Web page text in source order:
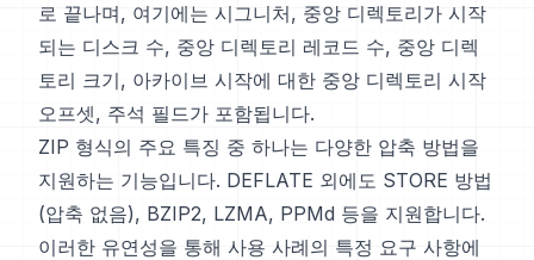
로 끝나며, 여기에는 시그니처, 중앙 디렉토리가 시작
되는 디스크 수, 중앙 디렉토리 레코드 수, 중앙 디렉
토리 크기, 아카이브 시작에 대한 중앙 디렉토리 시작
오프셋, 주석 필드가 포함됩니다.
ZIP 형식의 주요 특징 중 하나는 다양한 압축 방법을
지원하는 기능입니다. DEFLATE 외에도 STORE 방법
(압축 없음), BZIP2, LZMA, PPMd 등을 지원합니다.
이러한 유연성을 통해 사용 사례의 특정 요구 사항에